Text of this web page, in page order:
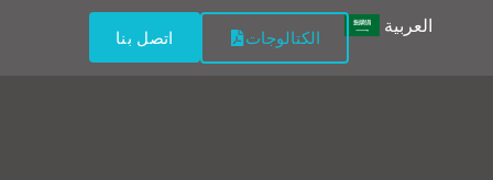
العربية
الكتالوجات اتصل بنا